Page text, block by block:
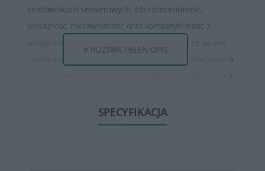
środowiskach serwerowych. Ich różnorodność,
wydajność, niezawodność oraz kompatybilność z
często wybieranym rozwiązaniem dla przechowywania
i zarządzania danymi w profesjonalnych środowiskach
HPE oferuje różne rodzaje dysków serwerowych, w tym
ROZWIŃ PEŁEN OPIS
SPECYFIKACJA